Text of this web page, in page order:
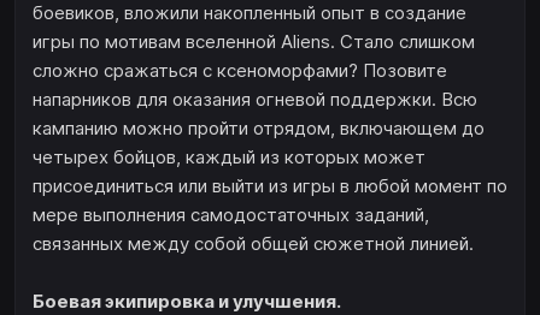
боевиков, вложили накопленный опыт в создание
игры по мотивам вселенной Aliens. Стало слишком
сложно сражаться с ксеноморфами? Позовите
напарников для оказания огневой поддержки. Всю
кампанию можно пройти отрядом, включающем до
четырех бойцов, каждый из которых может
присоединиться или выйти из игры в любой момент по
мере выполнения самодостаточных заданий,
связанных между собой общей сюжетной линией.
Боевая экипировка и улучшения.